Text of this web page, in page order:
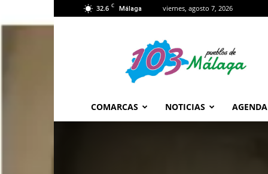
32.6 C Málaga viernes, agosto 7, 2026
Málaga
COMARCAS NOTICIAS AGENDA